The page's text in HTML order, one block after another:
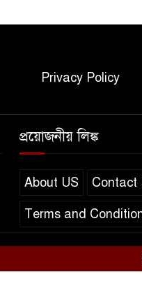
Privacy Policy
প্রয়োজনীয় লিঙ্ক
About US Contact
Terms and
Design &